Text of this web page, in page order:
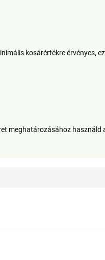
kosárértékre érvényes,
meghatározásához